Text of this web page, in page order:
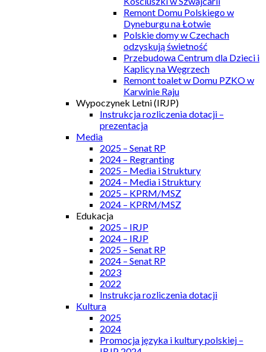
Remont Domu Polskiego w
Dyneburgu na Łotwie
Polskie domy w Czechach
odzyskują świetność
Przebudowa Centrum dla Dzieci i
Kaplicy na Węgrzech
Remont toalet w Domu PZKO w
Karwinie Raju
Wypoczynek Letni (IRJP)
Instrukcja rozliczenia dotacji –
prezentacja
Media
2025 – Senat RP
2024 – Regranting
2025 – Media i Struktury
2024 – Media i Struktury
2025 – KPRM/MSZ
2024 – KPRM/MSZ
Edukacja
2025 – IRJP
2024 – IRJP
2025 – Senat RP
2024 – Senat RP
2023
2022
Instrukcja rozliczenia dotacji
Kultura
2025
2024
Promocja języka i kultury polskiej –